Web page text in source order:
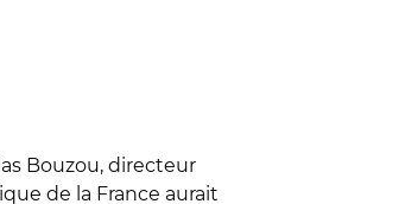
Bouzou, directeur
de la France aurait